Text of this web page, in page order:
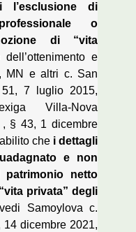
l’esclusione di
o
di “vita
e
MN e altri c. San
7
luglio 2015,
Villa-Nova
, § 43, 1dicembre
che i dettagli
e non
patrimonio netto
privata” degli
vedi Samoylova c.
14 dicembre 2021,